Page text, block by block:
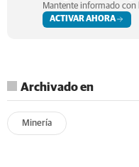
Mantente informado con
ACTIVAR AHORA
Archivado en
Minería